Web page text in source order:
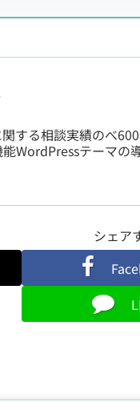
する相談実績のべ
WordPressテーマの
シェア